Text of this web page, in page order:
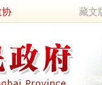
藏文